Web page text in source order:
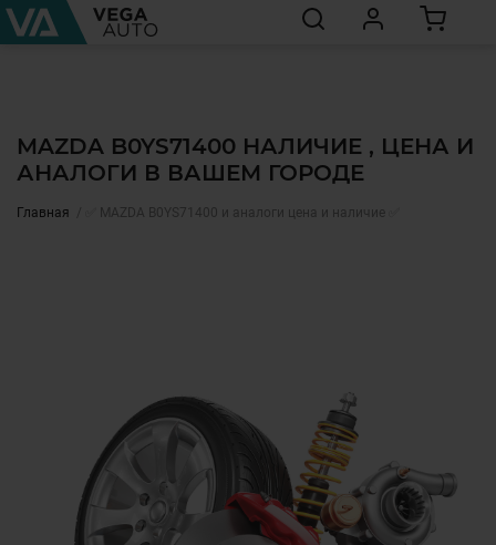
MAZDA B0YS71400 НАЛИЧИЕ , ЦЕНА И
АНАЛОГИ В ВАШЕМ ГОРОДЕ
Главная ✅ MAZDA B0YS71400 и аналоги цена и наличие ✅